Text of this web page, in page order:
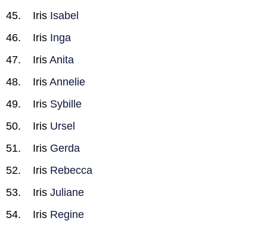
Iris Isabel
Iris Inga
Iris Anita
Iris Annelie
Iris Sybille
Iris Ursel
Iris Gerda
Iris Rebecca
Iris Juliane
Iris Regine